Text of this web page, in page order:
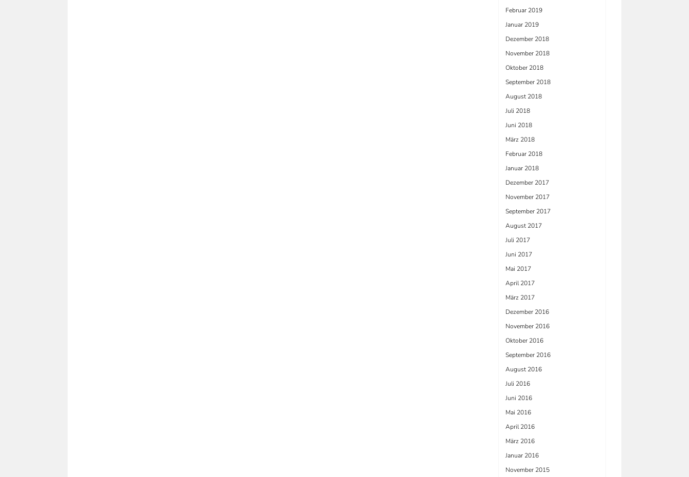
Februar 2019
Januar 2019
Dezember 2018
November 2018
Oktober 2018
September 2018
August 2018
Juli 2018
Juni 2018
März 2018
Februar 2018
Januar 2018
Dezember 2017
November 2017
September 2017
August 2017
Juli 2017
Juni 2017
Mai 2017
April 2017
März 2017
Dezember 2016
November 2016
Oktober 2016
September 2016
August 2016
Juli 2016
Juni 2016
Mai 2016
April 2016
März 2016
Januar 2016
November 2015